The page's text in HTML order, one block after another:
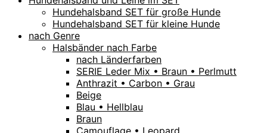
Hundehalsband SET für große Hunde
Hundehalsband SET für kleine Hunde
nach Genre
Halsbänder nach Farbe
nach Länderfarben
SERIE Leder Mix • Braun • Perlmutt
Anthrazit • Carbon • Grau
Beige
Blau • Hellblau
Braun
Camouflage • Leopard